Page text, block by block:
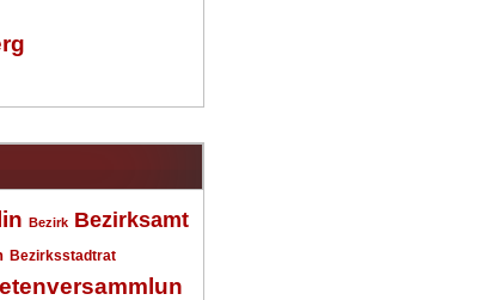
Bezirk Bezirksamt
Bezirksstadtrat